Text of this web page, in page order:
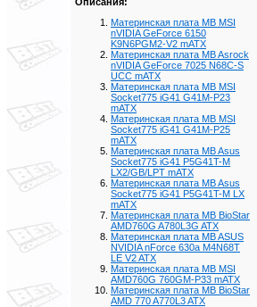
Материнская плата MB MSI
nVIDIA GeForce 6150
K9N6PGM2-V2 mATX
Материнская плата MB Asrock
nVIDIA GeForce 7025 N68C-S
UCC mATX
Материнская плата MB MSI
Socket775 iG41 G41M-P23
mATX
Материнская плата MB MSI
Socket775 iG41 G41M-P25
mATX
Материнская плата MB Asus
Socket775 iG41 P5G41T-M
LX2/GB/LPT mATX
Материнская плата MB Asus
Socket775 iG41 P5G41T-M LX
mATX
Материнская плата MB BioStar
AMD760G A780L3G ATX
Материнская плата MB ASUS
NVIDIA nForce 630a M4N68T
LE V2 ATX
Материнская плата MB MSI
AMD760G 760GM-P33 mATX
Материнская плата MB BioStar
AMD 770 A770L3 ATX